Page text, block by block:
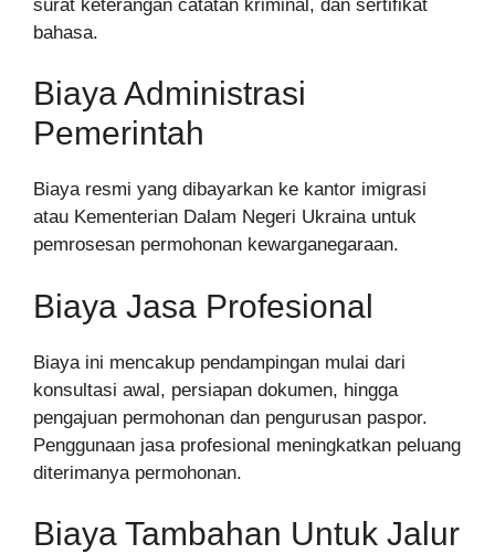
surat keterangan catatan kriminal, dan sertifikat
bahasa.
Biaya Administrasi
Pemerintah
Biaya resmi yang dibayarkan ke kantor imigrasi
atau Kementerian Dalam Negeri Ukraina untuk
pemrosesan permohonan kewarganegaraan.
Biaya Jasa Profesional
Biaya ini mencakup pendampingan mulai dari
konsultasi awal, persiapan dokumen, hingga
pengajuan permohonan dan pengurusan paspor.
Penggunaan jasa profesional meningkatkan peluang
diterimanya permohonan.
Biaya Tambahan Untuk Jalur